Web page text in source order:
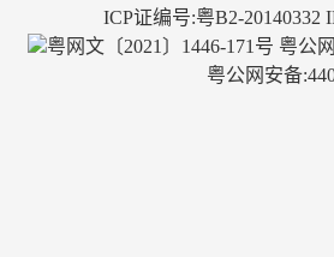
ICP证编号:粤B2-20140332
粤网文〔2021〕1446-171号 粤公
粤公网安备